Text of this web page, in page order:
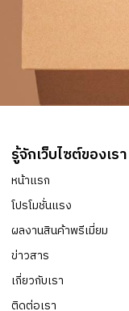
รู้จักเว็บไซต์ของเรา
หน้าแรก
โปรโมชั่นแรง
ผลงานสินค้าพรีเมี่ยม
ข่าวสาร
เกี่ยวกับเรา
ติดต่อเรา